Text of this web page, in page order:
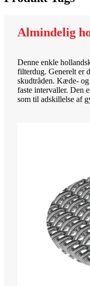
Almindelig
Denne enkle
filterdug. Generelt er
skudtråden. Kæde-
faste intervaller. Den
som til adskillelse af